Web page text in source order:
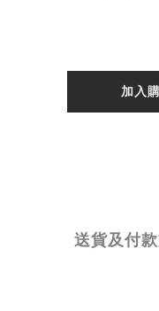
加入
送貨及付